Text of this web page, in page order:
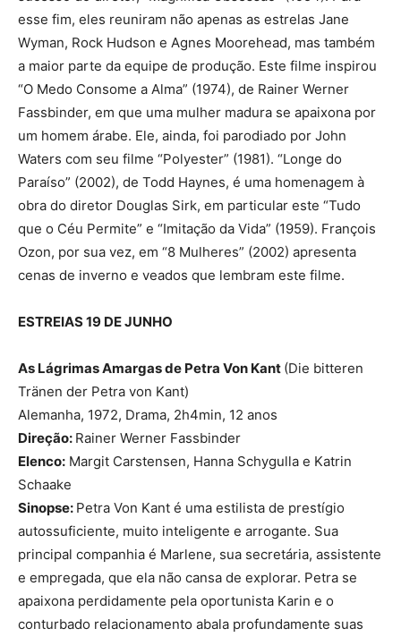
esse fim, eles reuniram não apenas as estrelas Jane
Wyman, Rock Hudson e Agnes Moorehead, mas também
a maior parte da equipe de produção. Este filme inspirou
“O Medo Consome a Alma” (1974), de Rainer Werner
Fassbinder, em que uma mulher madura se apaixona por
um homem árabe. Ele, ainda, foi parodiado por John
Waters com seu filme “Polyester” (1981). “Longe do
Paraíso” (2002), de Todd Haynes, é uma homenagem à
obra do diretor Douglas Sirk, em particular este “Tudo
que o Céu Permite” e “Imitação da Vida” (1959). François
Ozon, por sua vez, em “8 Mulheres” (2002) apresenta
cenas de inverno e veados que lembram este filme.
ESTREIAS 19 DE JUNHO
As Lágrimas Amargas de Petra Von Kant (Die bitteren
Tränen der Petra von Kant)
Alemanha, 1972, Drama, 2h4min, 12 anos
Direção: Rainer Werner Fassbinder
Elenco: Margit Carstensen, Hanna Schygulla e Katrin
Schaake
Sinopse: Petra Von Kant é uma estilista de prestígio
autossuficiente, muito inteligente e arrogante. Sua
principal companhia é Marlene, sua secretária, assistente
e empregada, que ela não cansa de explorar. Petra se
apaixona perdidamente pela oportunista Karin e o
conturbado relacionamento abala profundamente suas